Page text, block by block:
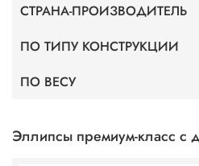
Эллипсы премиум-класс с
Для дома
С передним приводом
СТРАНА-ПРОИЗВОДИТЕЛЬ
Германия
ПО ТИПУ КОНСТРУКЦИИ
С передним приводом
ПО ВЕСУ